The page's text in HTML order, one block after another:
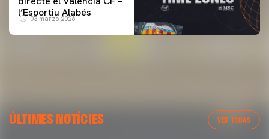
l’Esportiu Alabés
03 marzo 2026
ÚLTIMES NOTÍCIES VER TODAS